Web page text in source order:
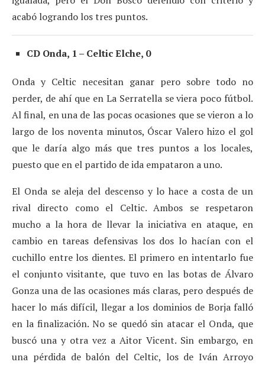
acabó logrando los tres puntos.
CD Onda, 1 – Celtic Elche, 0
Onda y Celtic necesitan ganar pero sobre todo no
perder, de ahí que en La Serratella se viera poco fútbol.
Al final, en una de las pocas ocasiones que se vieron a lo
largo de los noventa minutos, Óscar Valero hizo el gol
que le daría algo más que tres puntos a los locales,
puesto que en el partido de ida empataron a uno.
El Onda se aleja del descenso y lo hace a costa de un
rival directo como el Celtic. Ambos se respetaron
mucho a la hora de llevar la iniciativa en ataque, en
cambio en tareas defensivas los dos lo hacían con el
cuchillo entre los dientes. El primero en intentarlo fue
el conjunto visitante, que tuvo en las botas de Álvaro
Gonza una de las ocasiones más claras, pero después de
hacer lo más difícil, llegar a los dominios de Borja falló
en la finalización. No se quedó sin atacar el Onda, que
buscó una y otra vez a Aitor Vicent. Sin embargo, en
una pérdida de balón del Celtic, los de Iván Arroyo